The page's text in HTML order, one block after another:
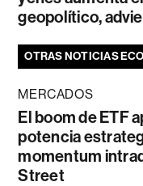
geopolítico,
OTRAS NOTICIAS
MERCADOS
El boom de ETF
potencia
momentum
Street